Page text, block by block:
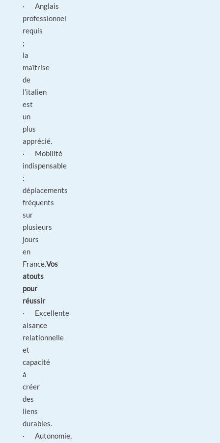
· Anglais
professionnel
requis
;
la
maîtrise
de
l’italien
est
un
plus
apprécié.
· Mobilité
indispensable
:
déplacements
fréquents
sur
plusieurs
jours
en
France.Vos
atouts
pour
réussir
· Excellente
aisance
relationnelle
et
capacité
à
créer
des
liens
durables.
· Autonomie,